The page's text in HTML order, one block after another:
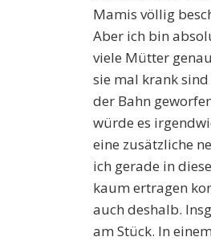
Mamis völlig
Aber ich bin
viele Mütter
sie mal krank
der Bahn
würde es
eine zusätzliche
ich gerade in
kaum ertragen
auch deshalb.
am Stück. In